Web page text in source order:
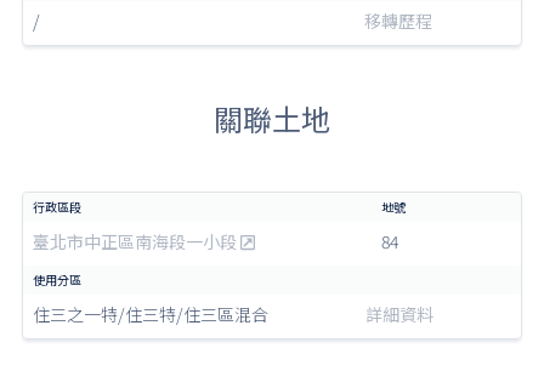
/ 移轉歷程
關聯土地
臺北市中正區南海段一小段 84
住三之一特/住三特/住三區混合 詳細資料